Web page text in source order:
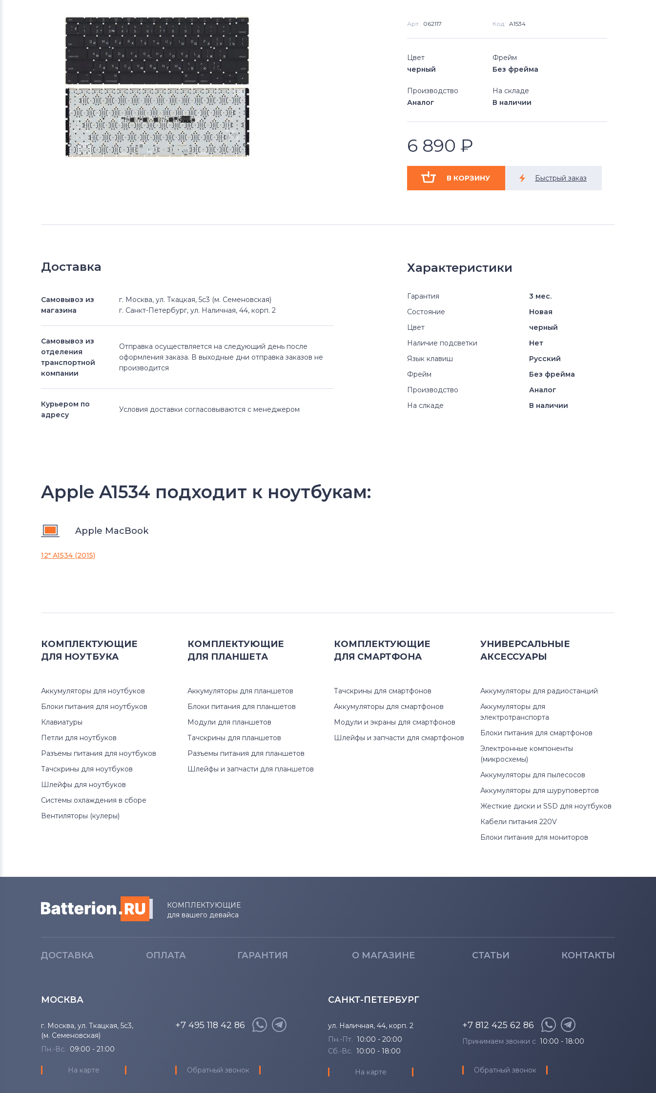
Арт: 062117 Код: A1534
Цвет
черный
Фрейм
Без фрейма
Производство
Аналог
На складе
В наличии
6 890 ₽
Доставка
Самовывоз из
магазина
г. Москва, ул. Ткацкая, 5с3 (м. Семеновская)
г. Санкт-Петербург, ул. Наличная, 44, корп. 2
Самовывоз из
отделения
транспортной
компании
Отправка осуществляется на следующий день после
оформления заказа. В выходные дни отправка заказов не
производится
Курьером по
адресу
Условия доставки согласовываются с менеджером
Характеристики
Гарантия
3 мес.
Состояние
Новая
Цвет
черный
Наличие подсветки
Нет
Язык клавиш
Русский
Фрейм
Без фрейма
Производство
Аналог
На слкаде
В наличии
Apple A1534 подходит к ноутбукам:
Apple MacBook
12" A1534 (2015)
КОМПЛЕКТУЮЩИЕ
ДЛЯ НОУТБУКА
Аккумуляторы для ноутбуков
Блоки питания для ноутбуков
Клавиатуры
Петли для ноутбуков
Разъемы питания для ноутбуков
Тачскрины для ноутбуков
Шлейфы для ноутбуков
Системы охлаждения в сборе
Вентиляторы (кулеры)
КОМПЛЕКТУЮЩИЕ
ДЛЯ ПЛАНШЕТА
Аккумуляторы для планшетов
Блоки питания для планшетов
Модули для планшетов
Тачскрины для планшетов
Разъемы питания для планшетов
Шлейфы и запчасти для планшетов
КОМПЛЕКТУЮЩИЕ
ДЛЯ СМАРТФОНА
Тачскрины для смартфонов
Аккумуляторы для смартфонов
Модули и экраны для смартфонов
Шлейфы и запчасти для смартфонов
УНИВЕРСАЛЬНЫЕ
АКСЕССУАРЫ
Аккумуляторы для радиостанций
Аккумуляторы для
электротранспорта
Блоки питания для смартфонов
Электронные компоненты
(микросхемы)
Аккумуляторы для пылесосов
Аккумуляторы для шуруповертов
Жесткие диски и SSD для ноутбуков
Кабели питания 220V
Блоки питания для мониторов
КОМПЛЕКТУЮЩИЕ
для вашего девайса
ДОСТАВКА ОПЛАТА ГАРАНТИЯ О МАГАЗИНЕ СТАТЬИ КОНТАКТЫ
МОСКВА
г. Москва, ул. Ткацкая, 5с3,
(м. Семеновская)
Пн.-Вс. 09:00 - 21:00
На карте
+7 495 118 42 86
Обратный звонок
САНКТ-ПЕТЕРБУРГ
ул. Наличная, 44, корп. 2
Пн.-Пт. 10:00 - 20:00
Сб.-Вс. 10:00 - 18:00
На карте
+7 812 425 62 86
Принимаем звонки с 10:00 - 18:00
Обратный звонок